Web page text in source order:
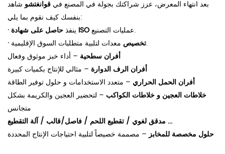
بعد انتهاء المعرض، عزز شراكتك بجولة في المصنع في قوانغتشوشاهد
بنفسك كيف نقوم بما يلي:
·
ينفذ حاصل على شهادة ISO
عمليات التصنيع.
·
تخصيصمعدات لتلبية متطلبات السوق الإقليمية.
أفران سطحية – أداء خبز موثوق وفعال
أفران الرف الدوارة – مثالي للإنتاج بكميات كبيرة
أفران الحمل الحراري – متعدد الاستخدامات و حلول توفير الطاقة
خلاطات العجين وخلاطات الكواكب – لتحضير العجين والكريمة بشكل
متجانس
مدقق لغوي / تقطيع اللحم / فاصل/قالب /
...
حلول مخصصة للمخابز– مصممة خصيصاً لتلبية احتياجات الإنتاج المحددة